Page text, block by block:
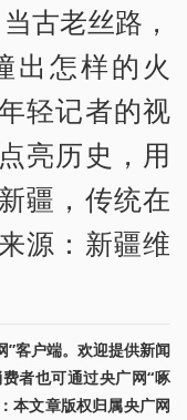
古老丝路，
出怎样的火
轻记者的视
亮历史，用
疆，传统在
源：新疆维
”客户端。欢迎提供新闻
者也可通过央广网“啄
本文章版权归属央广网